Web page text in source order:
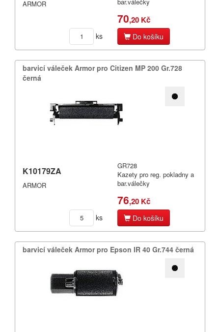
ARMOR
70,20 Kč
ks Do košíku
barvicí váleček Armor pro Citizen MP 200 Gr.​728
černá
K10179ZA
ARMOR
GR728
Kazety pro reg. pokladny a
bar.válečky
76,20 Kč
ks Do košíku
barvicí váleček Armor pro Epson IR 40 Gr.​744 černá